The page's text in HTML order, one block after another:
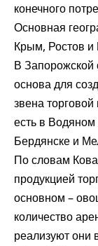
конечного
Основная
Крым, Ростов и
В Запорожской
основа для
звена
есть в Водяном
Бердянске и
По словам
продукцией
основном –
количество
реализуют они